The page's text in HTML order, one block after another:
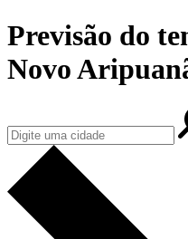
Previsão do
Novo